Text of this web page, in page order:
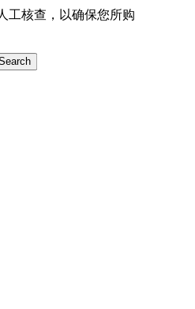
工核查，以确保您所购